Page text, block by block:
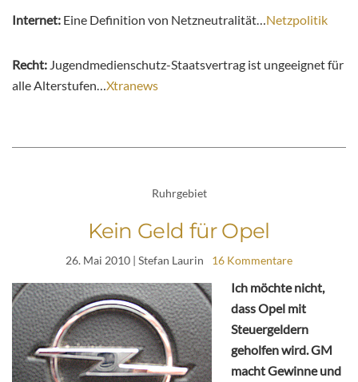
Internet: Eine Definition von Netzneutralität…Netzpolitik
Recht: Jugendmedienschutz-Staatsvertrag ist ungeeignet für
alle Alterstufen…Xtranews
Ruhrgebiet
Kein Geld für Opel
26. Mai 2010 | Stefan Laurin 16 Kommentare
Ich möchte nicht,
dass Opel mit
Steuergeldern
geholfen wird. GM
macht Gewinne und